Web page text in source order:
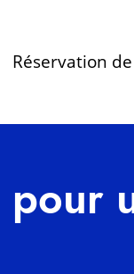
Réservation